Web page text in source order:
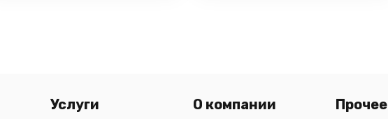
Услуги О компании Прочее